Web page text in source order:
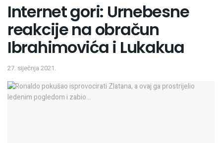
Internet gori: Urnebesne
reakcije na obračun
Ibrahimovića i Lukakua
27. siječnja 2021.